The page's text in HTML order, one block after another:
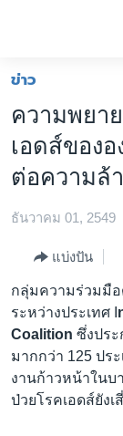
ต่อ
ไป
เนื้อหา
หลัก
ไป
ข้าม
ไป
การ
ค้นหา
โลก
เอเชีย
ไทย
ธุรกิจ
วิทยาศาสตร์
สังคมและสุขภา
ไลฟ์สไตล์
ตรวจสอบข่าว
ข่าว
ความพยา
เอดส์ของ
ต่อความล้
ธันวาคม 01, 2549
แบ่งปัน
กลุ่มความร่วมมื
ระหว่างประเทศ I
Coalition ซึ่งปร
มากกว่า 125 ปร
งานก้าวหน้าในบ
ป่วยโรคเอดส์ยัง